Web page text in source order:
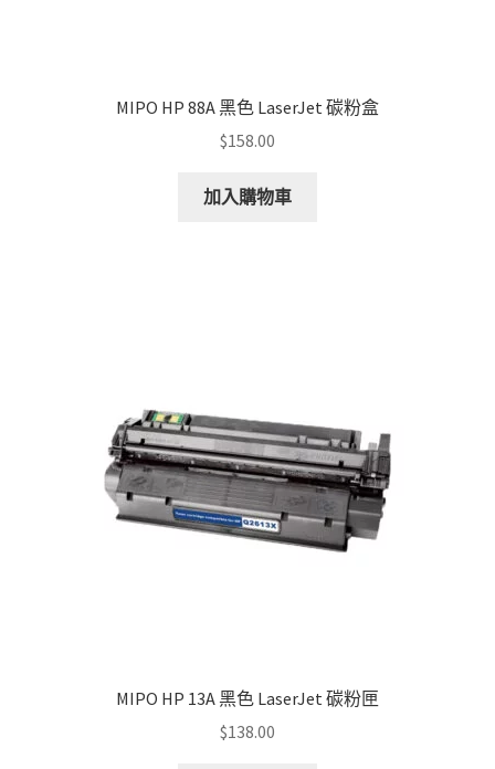
MIPO HP 88A 黑色 LaserJet 碳粉盒
$158.00
加入購物車
MIPO HP 13A 黑色 LaserJet 碳粉匣
$138.00